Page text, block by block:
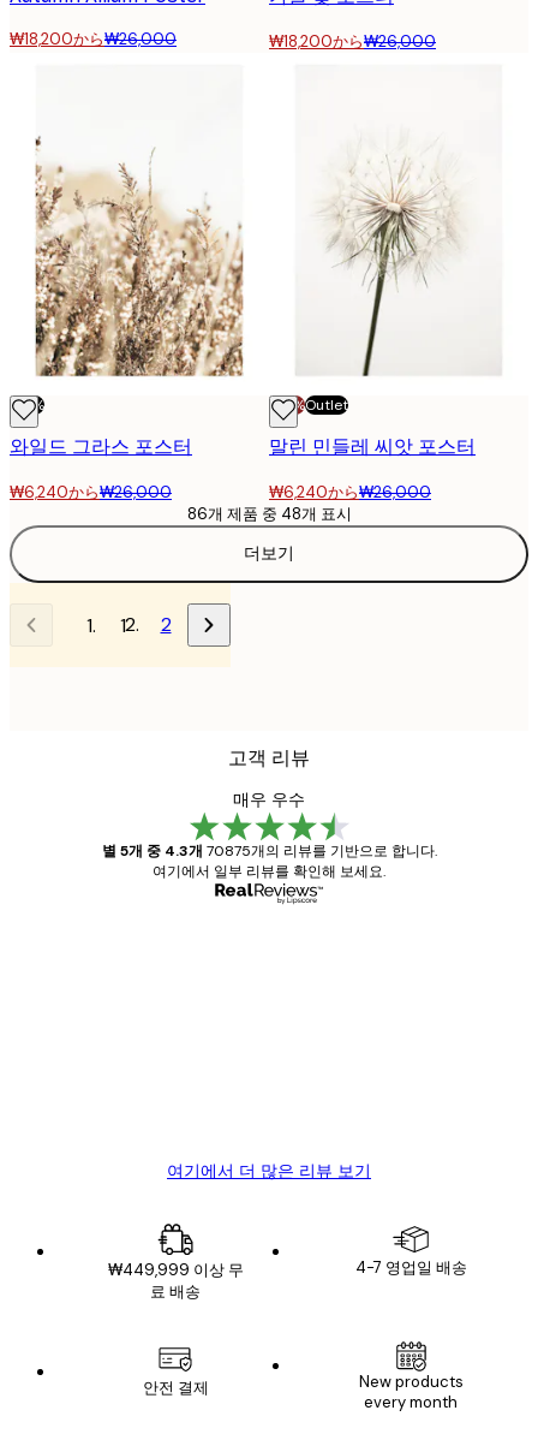
₩18,200から₩26,000 ₩18,200から₩26,000
-76%
와일드 그라스 포스터
₩6,240から₩26,000
-70%Outlet
말린 민들레 씨앗 포스터
₩6,240から₩26,000
더보기
86개 제품 중 48개 표시
1 2
고객 리뷰
매우 우수
별 5개 중 4.3개 70875개의 리뷰를 기반으로 합니다.
여기에서 일부 리뷰를 확인해 보세요.
여기에서 더 많은 리뷰 보기
₩449,999 이상 무
료 배송
4-7 영업일 배송
안전 결제
New products
every month